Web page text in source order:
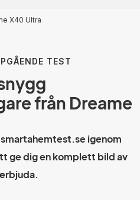
X40 Ultra
TEST
från Dreame
smartahemtest.se igenom
ge dig en komplett bild av